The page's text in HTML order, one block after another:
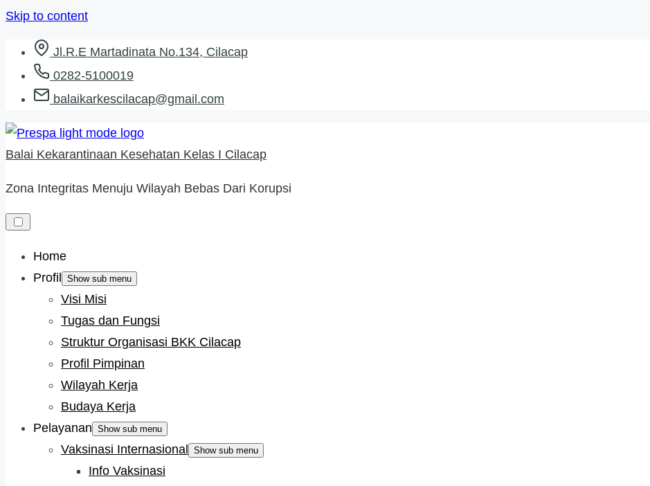
Skip to content
Jl.R.E Martadinata No.134, Cilacap
0282-5100019
balaikarkescilacap@gmail.com
Balai Kekarantinaan Kesehatan Kelas I Cilacap
Zona Integritas Menuju Wilayah Bebas Dari Korupsi
Home
Profil
Show sub menu
Visi Misi
Tugas dan Fungsi
Struktur Organisasi BKK Cilacap
Profil Pimpinan
Wilayah Kerja
Budaya Kerja
Pelayanan Show sub menu
Vaksinasi Internasional Show sub menu
Info Vaksinasi